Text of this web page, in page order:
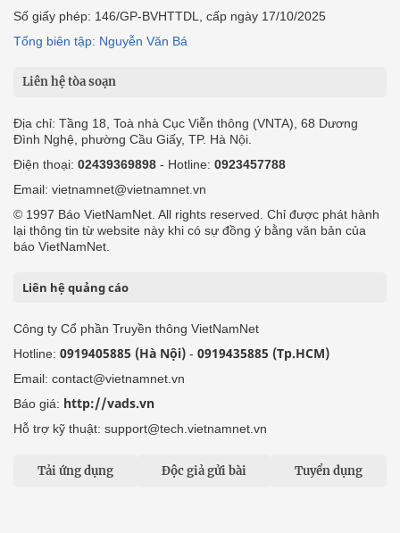
Số giấy phép: 146/GP-BVHTTDL, cấp ngày 17/10/2025
Tổng biên tập: Nguyễn Văn Bá
Liên hệ tòa soạn
Địa chỉ: Tầng 18, Toà nhà Cục Viễn thông (VNTA), 68 Dương
Đình Nghệ, phường Cầu Giấy, TP. Hà Nội.
Điện thoại: 02439369898 - Hotline: 0923457788
Email: vietnamnet@vietnamnet.vn
© 1997 Báo VietNamNet. All rights reserved. Chỉ được phát hành
lại thông tin từ website này khi có sự đồng ý bằng văn bản của
báo VietNamNet.
Liên hệ quảng cáo
Công ty Cổ phần Truyền thông VietNamNet
Hotline: 0919405885 (Hà Nội) - 0919435885 (Tp.HCM)
Email: contact@vietnamnet.vn
Báo giá: http://vads.vn
Hỗ trợ kỹ thuật: support@tech.vietnamnet.vn
Tải ứng dụng Độc giả gửi bài Tuyển dụng